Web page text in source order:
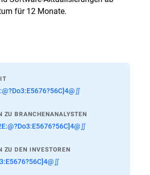
für 12 Monate.
ZU BRANCHENANALYSTEN
ZU DEN INVESTOREN